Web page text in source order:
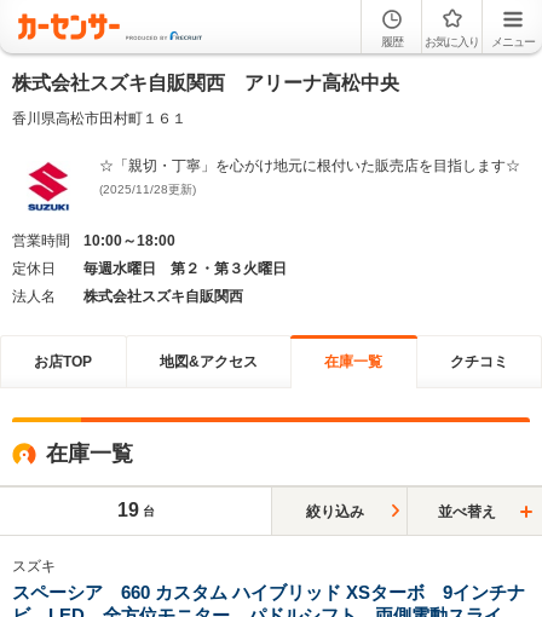
履歴 お気に入り メニュー
株式会社スズキ自販関西 アリーナ高松中央
香川県高松市田村町１６１
☆「親切・丁寧」を心がけ地元に根付いた販売店を目指します☆
(2025/11/28更新)
営業時間
10:00～18:00
定休日
毎週水曜日 第２・第３火曜日
法人名
株式会社スズキ自販関西
お店TOP 地図&アクセス 在庫一覧 クチコミ
在庫一覧
19 台 絞り込み 並べ替え
スズキ
スペーシア 660 カスタム ハイブリッド XSターボ 9インチナ